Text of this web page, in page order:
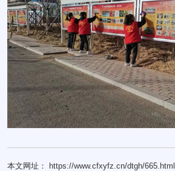
本文网址： https://www.cfxyfz.cn/dtgh/665.html